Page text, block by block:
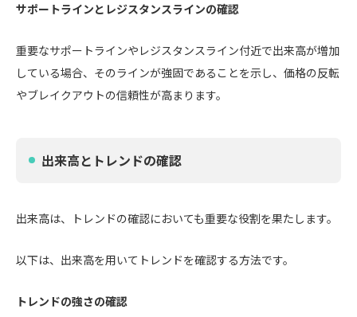
サポートラインとレジスタンスラインの確認
重要なサポートラインやレジスタンスライン付近で出来高が増加
している場合、そのラインが強固であることを示し、価格の反転
やブレイクアウトの信頼性が高まります。
出来高とトレンドの確認
出来高は、トレンドの確認においても重要な役割を果たします。
以下は、出来高を用いてトレンドを確認する方法です。
トレンドの強さの確認